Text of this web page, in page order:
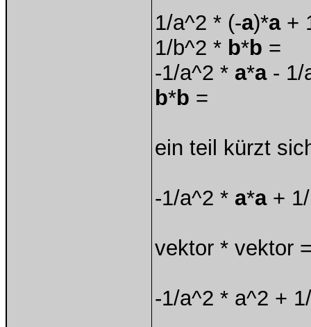
1/a^2 * (-a)*a+
1/b^2 * b*b =
-1/a^2 * a*a- 1/
b*b =
ein teil kürzt
-1/a^2 * a*a+
vektor * vektor
-1/a^2 * a^2 +